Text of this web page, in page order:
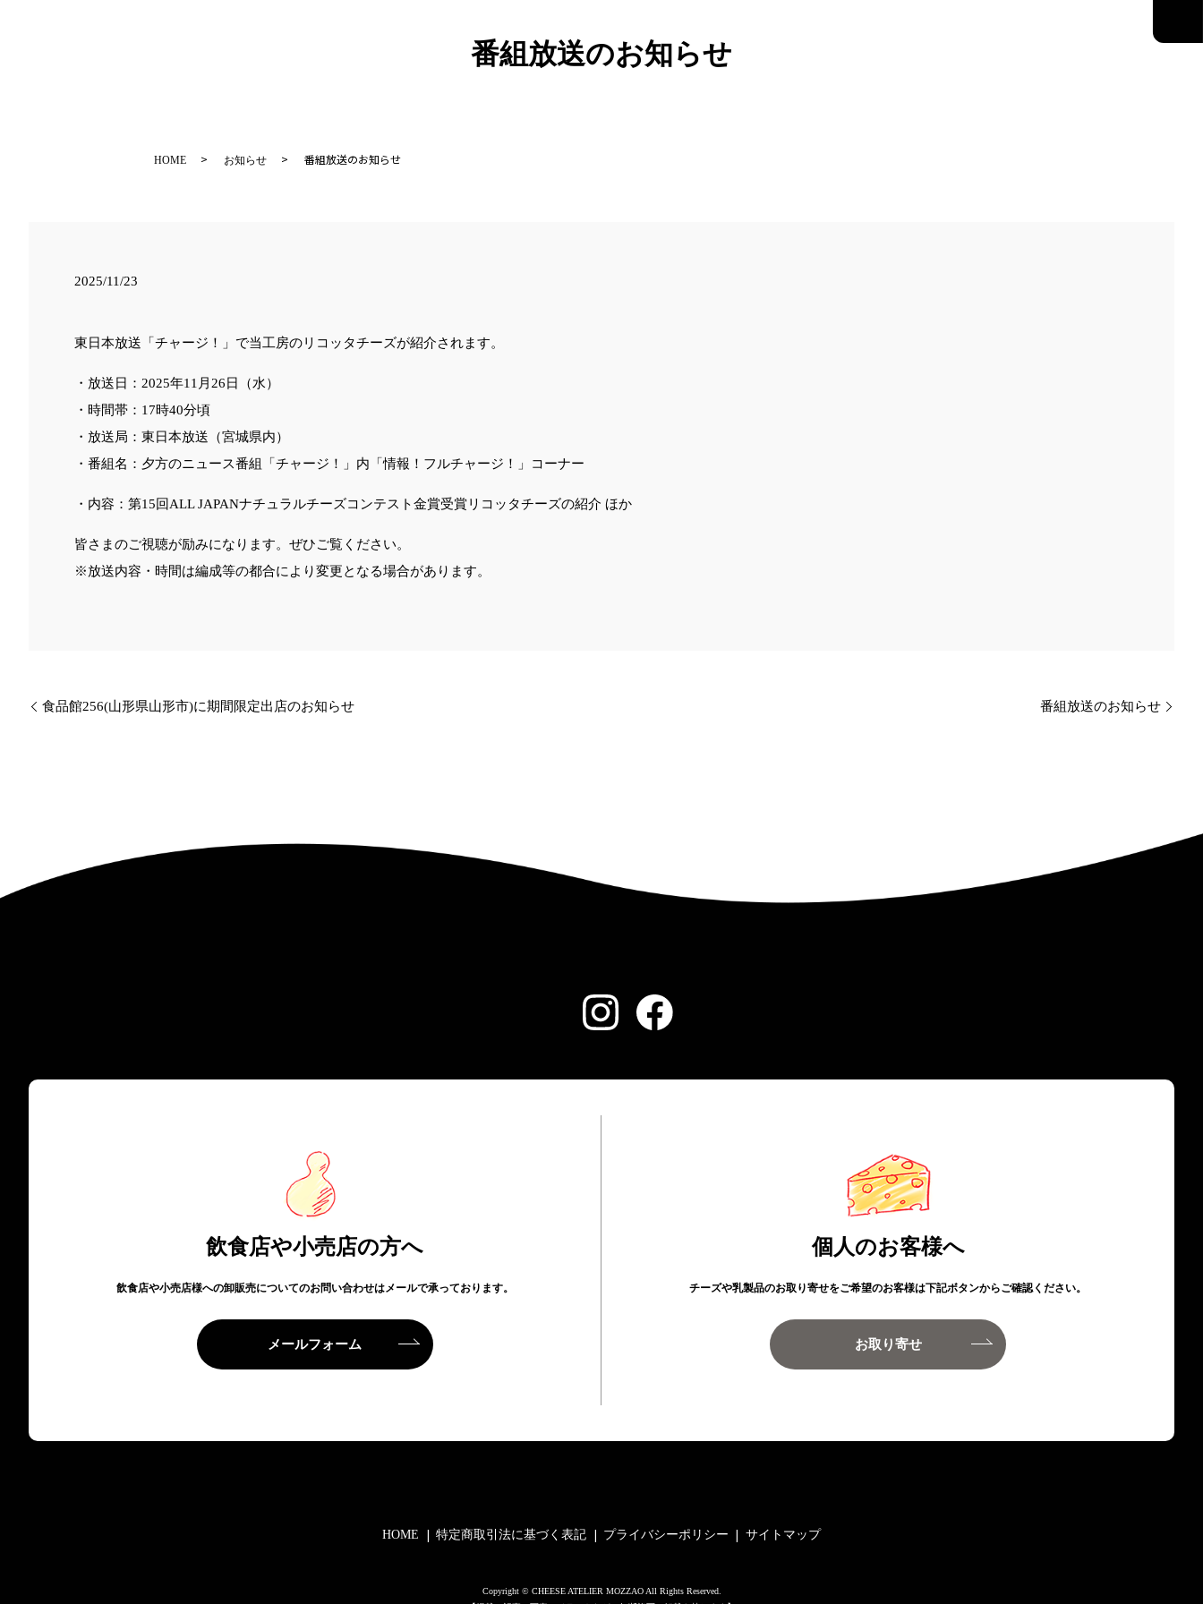
番組放送のお知らせ
HOME お知らせ 番組放送のお知らせ
2025/11/23
東日本放送「チャージ！」で当工房のリコッタチーズが紹介されます。
・放送日：2025年11月26日（水）
・時間帯：17時40分頃
・放送局：東日本放送（宮城県内）
・番組名：夕方のニュース番組「チャージ！」内「情報！フルチャージ！」コーナー
・内容：第15回ALL JAPANナチュラルチーズコンテスト金賞受賞リコッタチーズの紹介 ほか
皆さまのご視聴が励みになります。ぜひご覧ください。
※放送内容・時間は編成等の都合により変更となる場合があります。
食品館256(山形県山形市)に期間限定出店のお知らせ 番組放送のお知らせ
飲食店や小売店の方へ
飲食店や小売店様への卸販売についてのお問い合わせはメールで承っております。
メールフォーム
個人のお客様へ
チーズや乳製品のお取り寄せをご希望のお客様は下記ボタンからご確認ください。
お取り寄せ
HOME 特定商取引法に基づく表記 プライバシーポリシー サイトマップ
Copyright © CHEESE ATELIER MOZZAO All Rights Reserved.